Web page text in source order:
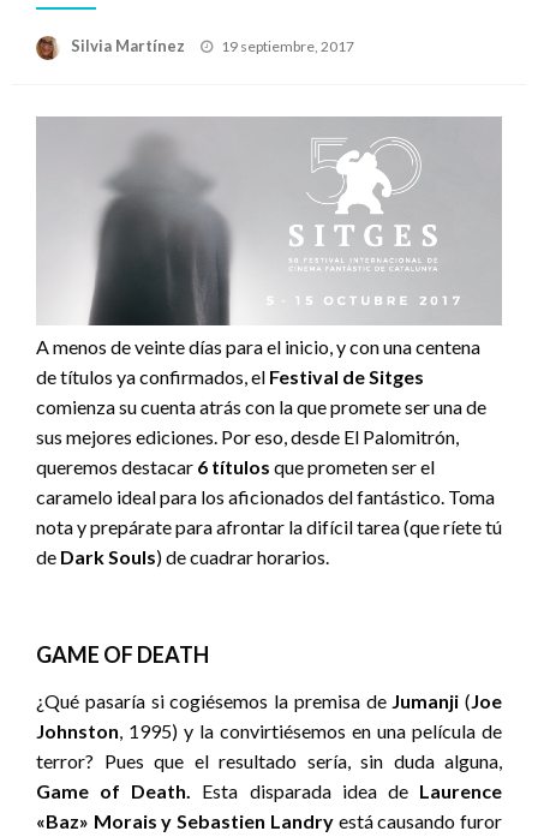
Silvia Martínez
Publicado
19 septiembre, 2017
A menos de veinte días para el inicio, y con una centena
de títulos ya confirmados, el Festival de Sitges
comienza su cuenta atrás con la que promete ser una de
sus mejores ediciones. Por eso, desde El Palomitrón,
queremos destacar 6 títulos que prometen ser el
caramelo ideal para los aficionados del fantástico. Toma
nota y prepárate para afrontar la difícil tarea (que ríete tú
de Dark Souls) de cuadrar horarios.
GAME OF DEATH
¿Qué pasaría si cogiésemos la premisa de Jumanji ( Joe
Johnston , 1995) y la convirtiésemos en una película de
terror? Pues que el resultado sería, sin duda alguna,
Game of Death.
Esta disparada idea deLaurence
«Baz» Morais y Sebastien Landryestá causando furor